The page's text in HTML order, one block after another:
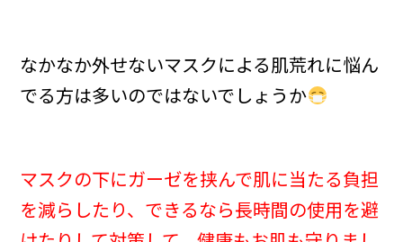
なかなか外せないマスクによる肌荒れに悩ん
でる方は多いのではないでしょうか
マスクの下にガーゼを挟んで肌に当たる負担
を減らしたり、できるなら長時間の使用を避